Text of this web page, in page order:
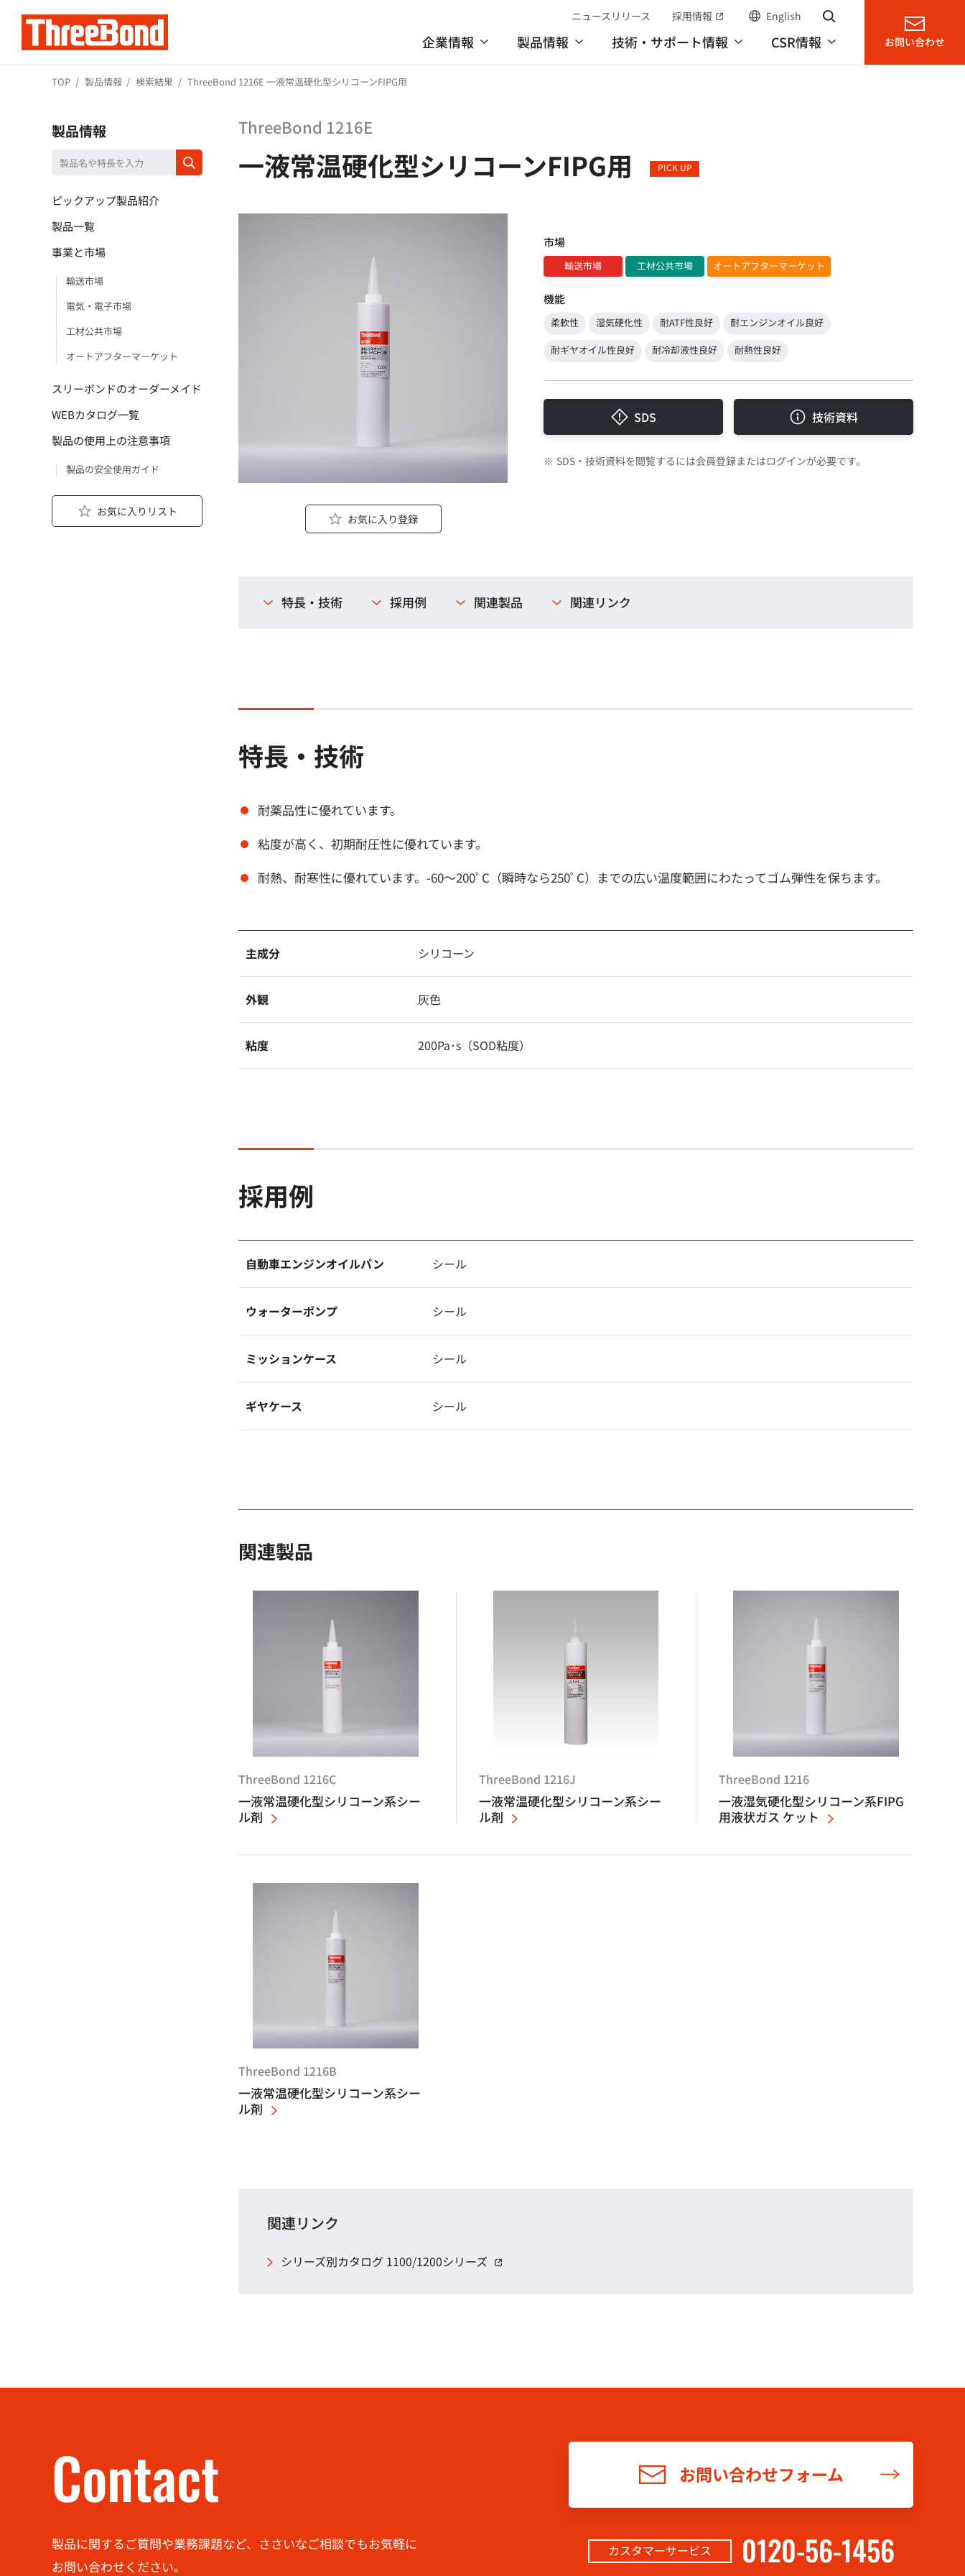
お問い合わせ
企業情報 製品情報 技術・サポート情報 CSR情報
ニュースリリース 採用情報 （別窓で開く）
English サイト内検索
TOP 製品情報 検索結果 ThreeBond 1216E 一液常温硬化型シリコーンFIPG用
ThreeBond 1216E
一液常温硬化型シリコーンFIPG用 PICK UP
お気に入り登録
市場
輸送市場 工材公共市場 オートアフターマーケット
機能
柔軟性 湿気硬化性 耐ATF性良好
耐エンジンオイル良好
耐ギヤオイル性良好
耐冷却液性良好 耐熱性良好
SDS 技術資料
※ SDS・技術資料を閲覧するには会員登録またはログインが必要です。
特長・技術 採用例 関連製品 関連リンク
特長・技術
耐薬品性に優れています。
粘度が高く、初期耐圧性に優れています。
耐熱、耐寒性に優れています。-60～200ﾟC（瞬時なら250ﾟC）までの広い温度範囲にわたってゴム弾性を保ちます。
主成分 シリコーン
外観 灰色
粘度 200Pa･s（SOD粘度）
採用例
自動車エンジンオイルパン シール
ウォーターポンプ シール
ミッションケース シール
ギヤケース シール
関連製品
ThreeBond 1216C
一液常温硬化型シリコーン系シー
ル剤
ThreeBond 1216J
一液常温硬化型シリコーン系シー
ル剤
ThreeBond 1216
一液湿気硬化型シリコーン系FIPG
用液状ガス ケット
ThreeBond 1216B
一液常温硬化型シリコーン系シー
ル剤
関連リンク
シリーズ別カタログ 1100/1200シリーズ
製品情報
ピックアップ製品紹介
製品一覧
事業と市場
輸送市場
電気・電子市場
工材公共市場
オートアフターマーケット
スリーボンドのオーダーメイド
WEBカタログ一覧
製品の使用上の注意事項
製品の安全使用ガイド
お気に入りリスト
Contact
製品に関するご質問や業務課題など、ささいなご相談でもお気軽に
お問い合わせください。
お問い合わせフォーム
カスタマーサービス 0120-56-1456